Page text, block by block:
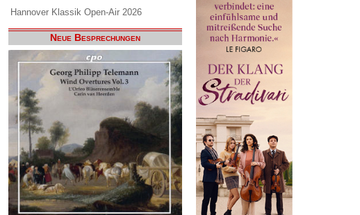
Hannover Klassik Open-Air 2026
Neue Besprechungen